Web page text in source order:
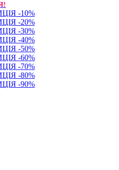
-10%
-20%
-30%
-40%
-50%
-60%
-70%
-80%
-90%